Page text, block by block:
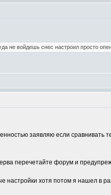
не войдешь снес настроил просто
заявляю если сравнивать
перечетайте форум и
хотя потом я нашел в